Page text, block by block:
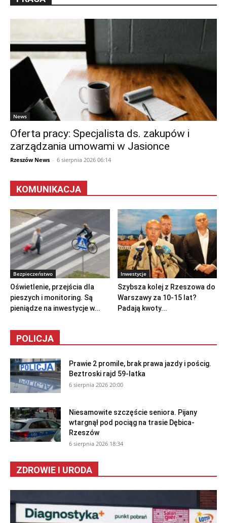
News
Oferta pracy: Specjalista ds. zakupów i
zarządzania umowami w Jasionce
Rzeszów News - 6 sierpnia 2026 06:14
KOMUNIKACJA
Bezpieczeństwo
Oświetlenie, przejścia dla
pieszych i monitoring. Są
pieniądze na inwestycje w...
Inwestycje
Szybsza kolej z Rzeszowa do
Warszawy za 10-15 lat?
Padają kwoty...
POLICJA
Prawie 2 promile, brak prawa jazdy i pościg.
Beztroski rajd 59-latka
6 sierpnia 2026 20:00
Niesamowite szczęście seniora. Pijany
wtargnął pod pociąg na trasie Dębica-
Rzeszów
6 sierpnia 2026 18:34
ZDROWIE I URODA